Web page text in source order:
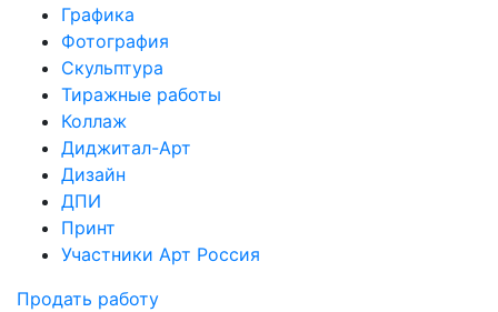
Графика
Фотография
Скульптура
Тиражные работы
Коллаж
Диджитал-Арт
Дизайн
ДПИ
Принт
Участники Арт Россия
Продать работу